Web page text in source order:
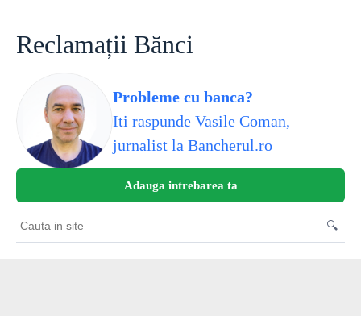
contentReclamații Bănci
Probleme cu banca?
Iti raspunde Vasile Coman,
jurnalist la Bancherul.ro
Adauga intrebarea ta
Cauta
in
🔍